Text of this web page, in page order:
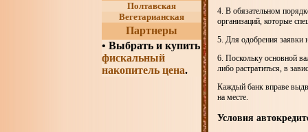
Полтавская
Вегетарианская
Партнеры
• Выбрать и купить
фискальный
накопитель цена.
4. В обязательном
организаций, которые
5. Для одобрения заявки
6. Поскольку основной
либо растратиться, в
Каждый банк вправе
на месте.
Условия